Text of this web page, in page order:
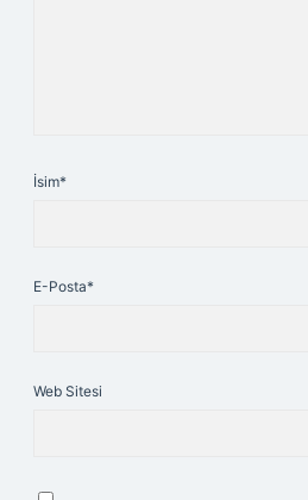
İsim*
E-Posta*
Web Sitesi